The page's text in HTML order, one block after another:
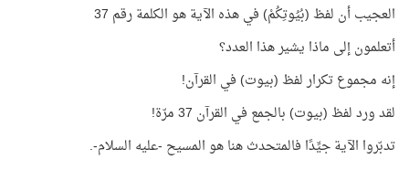
العجيب أن لفظ (بُيُوتِكُمْ) في هذه الآية هو الكلمة رقم 37
أتعلمون إلى ماذا يشير هذا العدد؟
إنه مجموع تكرار لفظ (بيوت) في القرآن!
لقد ورد لفظ (بيوت) بالجمع في القرآن 37 مرّة!
تدبّروا الآية جيِّدًا فالمتحدث هنا هو المسيح -عليه السلام-.